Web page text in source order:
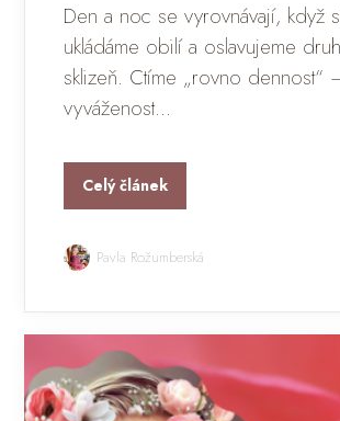
Den a noc se vyrovnávají, když
ukládáme obilí a oslavujeme
sklizeň. Ctíme „rovno dennost“
vyváženost...
Celý článek
Pavla Rožumberská